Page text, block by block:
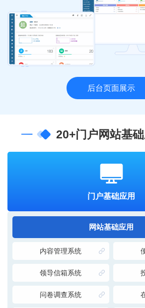
后台页面展示
20+门户网站基
门户基础应用
网站基础应用
内容管理系统
领导信箱系统
问卷调查系统